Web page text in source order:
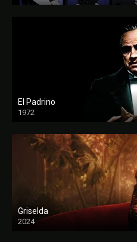
El Padrino
1972
FULL HD
Griselda
2024